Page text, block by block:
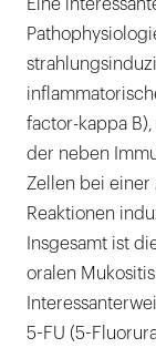
Eine
factor-kappa
der neben
Zellen bei einer
Reaktionen
Insgesamt ist
oralen
5-FU (5-